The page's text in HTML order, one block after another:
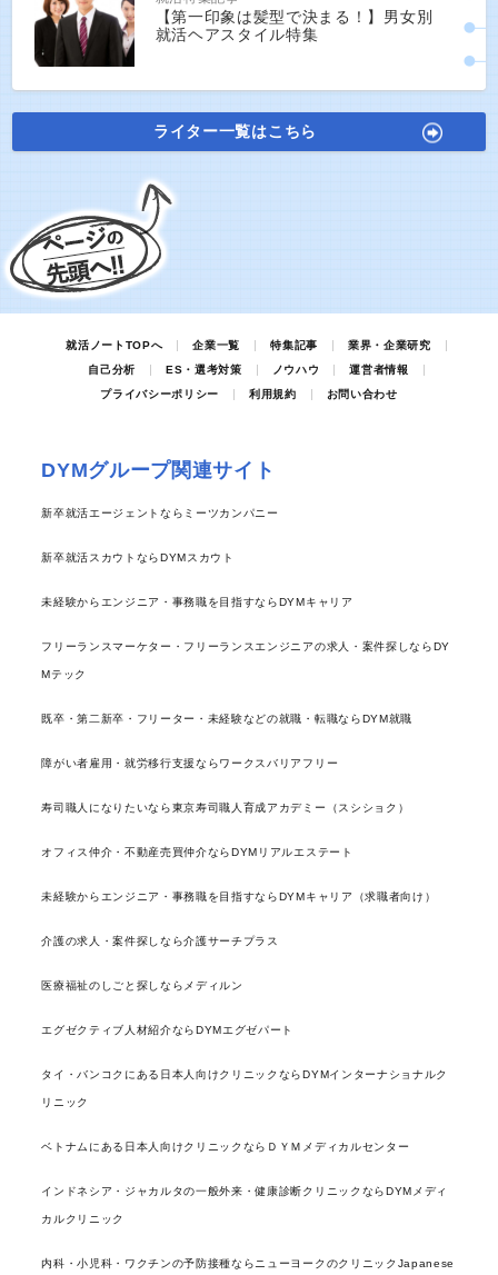
【第一印象は髪型で決まる！】男女別
就活ヘアスタイル特集
ライター一覧はこちら
就活ノートTOPへ 企業一覧 特集記事
業界・企業研究
自己分析
ES・選考対策 ノウハウ
運営者情報
プライバシーポリシー
利用規約 お問い合わせ
DYMグループ関連サイト
新卒就活エージェントならミーツカンパニー
新卒就活スカウトならDYMスカウト
未経験からエンジニア・事務職を目指すならDYMキャリア
フリーランスマーケター・フリーランスエンジニアの求人・案件探しならDY
Mテック
既卒・第二新卒・フリーター・未経験などの就職・転職ならDYM就職
障がい者雇用・就労移行支援ならワークスバリアフリー
寿司職人になりたいなら東京寿司職人育成アカデミー（スシショク）
オフィス仲介・不動産売買仲介ならDYMリアルエステート
未経験からエンジニア・事務職を目指すならDYMキャリア（求職者向け）
介護の求人・案件探しなら介護サーチプラス
医療福祉のしごと探しならメディルン
エグゼクティブ人材紹介ならDYMエグゼパート
タイ・バンコクにある日本人向けクリニックならDYMインターナショナルク
リニック
ベトナムにある日本人向けクリニックならＤＹＭメディカルセンター
インドネシア・ジャカルタの一般外来・健康診断クリニックならDYMメディ
カルクリニック
内科・小児科・ワクチンの予防接種ならニューヨークのクリニックJapanese